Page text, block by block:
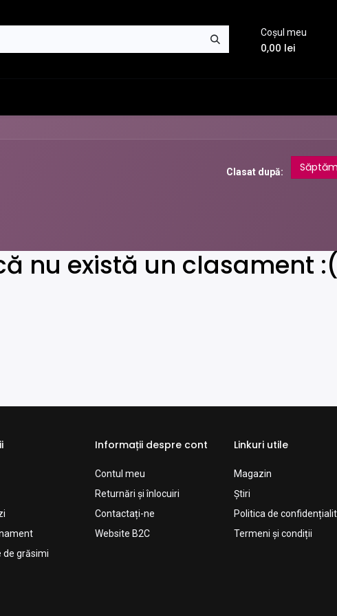
Coșul meu
0,00 lei
Clasat după:
nu există un clasament :(
grăsimi​
Informații despre cont
Contul meu
Returnări și înlocuiri
Contactați-ne
Website B2C
Linkuri utile
Magazin
Știri
Politica de
Termeni și condiții